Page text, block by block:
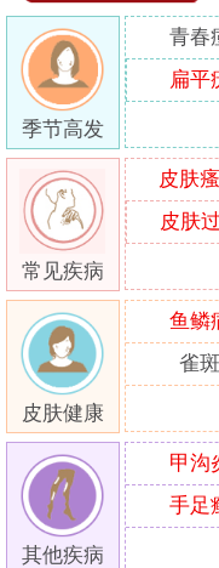
季节高发
青春
扁平
常见疾病
皮肤
皮肤
皮肤健康
鱼鳞
雀斑
其他疾病
甲沟
手足